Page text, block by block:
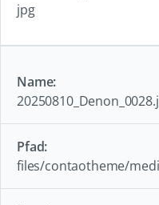
jpg
files/contaotheme/